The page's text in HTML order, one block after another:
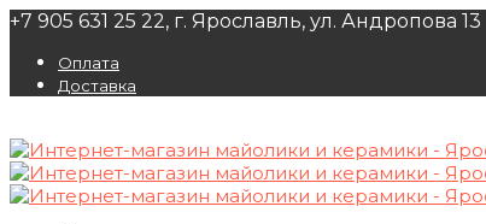
+7 905 631 25 22, г. Ярославль, ул. Андропова 13
Оплата
Доставка